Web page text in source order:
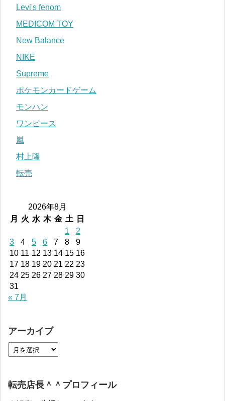
Levi's fenom
MEDICOM TOY
New Balance
NIKE
Supreme
ポケモンカードゲーム
モンハン
ワンピース
嵐
村上隆
転売
2026年8月
月
火 水 木 金 土
日
1
2
3
4 5 6 7 8
9
10 11 12 13 14 15 16
17 18 19 20 21 22 23
24 25 26 27 28 29 30
31
« 7月
アーカイブ
転売店長＾＾プロフィール